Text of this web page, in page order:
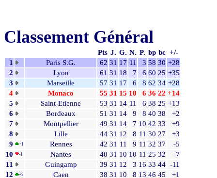
Classement Général
Pts J. G. N. P. bp bc +/-
1
Paris S.G. 62 31 17 11 3 58 30 +28
2
Lyon 61 31 18 7 6 60 25 +35
3
Marseille 57 31 17 6 8 62 34 +28
4
Monaco 55 31 15 10 6 36 22 +14
5
Saint-Etienne 53 31 14 11 6 38 25 +13
6
Bordeaux 51 31 14 9 8 40 38
+2
7
Montpellier 49 31 14 7 10 42 33
+9
8
Lille 44 31 12 8 11 30 27
+3
9
+1 Rennes 42 31 11 9 11 32 37
-5
10
-1 Nantes 40 31 10 10 11 25 32
-7
11
Guingamp 39 31 12 3 16 33 44 -11
12
+2 Caen 38 31 10 8 13 46 45
+1